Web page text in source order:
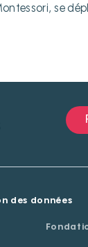
se
des données